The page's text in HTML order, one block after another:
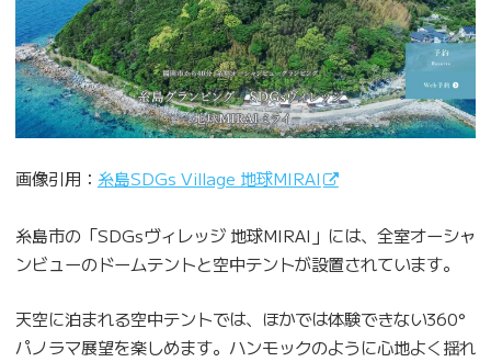
画像引用： 糸島SDGs Village 地球MIRAI
糸島市の「SDGsヴィレッジ 地球MIRAI」には、全室オーシャ
ンビューのドームテントと空中テントが設置されています。
天空に泊まれる空中テントでは、ほかでは体験できない360°
パノラマ展望を楽しめます。ハンモックのように心地よく揺れ